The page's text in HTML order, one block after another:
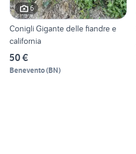
6
Conigli Gigante delle fiandre e
california
50 €
Benevento(BN)